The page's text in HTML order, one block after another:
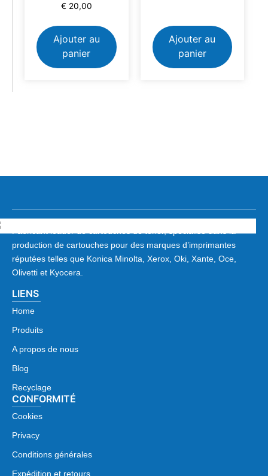
€ 20,00
Ajouter au
panier
Ajouter au
panier
Fabricant leader de cartouches de toner, spécialisé dans la
production de cartouches pour des marques d’imprimantes
réputées telles que Konica Minolta, Xerox, Oki, Xante, Oce,
Olivetti et Kyocera.
LIENS
Home
Produits
A propos de nous
Blog
Recyclage
CONFORMITÉ
Cookies
Privacy
Conditions générales
Expédition et retours